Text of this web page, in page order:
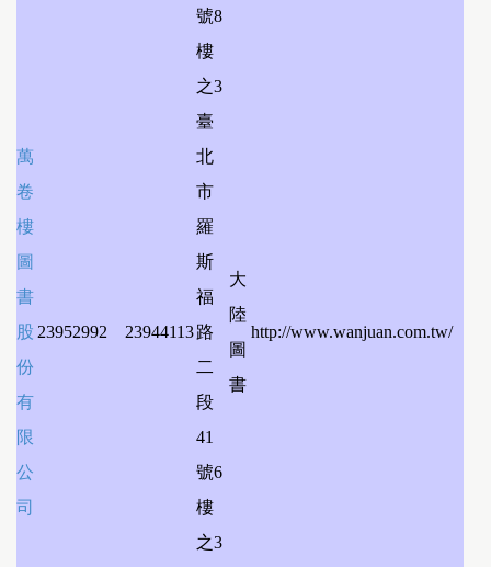
號8
樓
之3
萬
卷
樓
圖
書
股
份
有
限
公
司
23952992 23944113
臺
北
市
羅
斯
福
路
二
段
41
號6
樓
之3
大
陸
圖
書
http://www.wanjuan.com.tw/